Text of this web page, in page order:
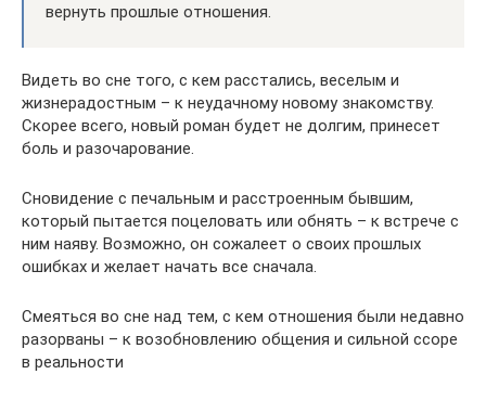
вернуть прошлые отношения.
Видеть во сне того, с кем расстались, веселым и
жизнерадостным – к неудачному новому знакомству.
Скорее всего, новый роман будет не долгим, принесет
боль и разочарование.
Сновидение с печальным и расстроенным бывшим,
который пытается поцеловать или обнять – к встрече с
ним наяву. Возможно, он сожалеет о своих прошлых
ошибках и желает начать все сначала.
Смеяться во сне над тем, с кем отношения были недавно
разорваны – к возобновлению общения и сильной ссоре
в реальности